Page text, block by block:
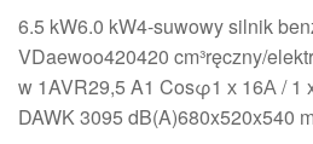
6.5 kW6.0 kW4-suwowy silnik
VDaewoo420420 cm³ręczny/
w 1AVR29,5 A1 Cosφ1 х 16А / 1
DAWK 3095 dB(A)680x520x540